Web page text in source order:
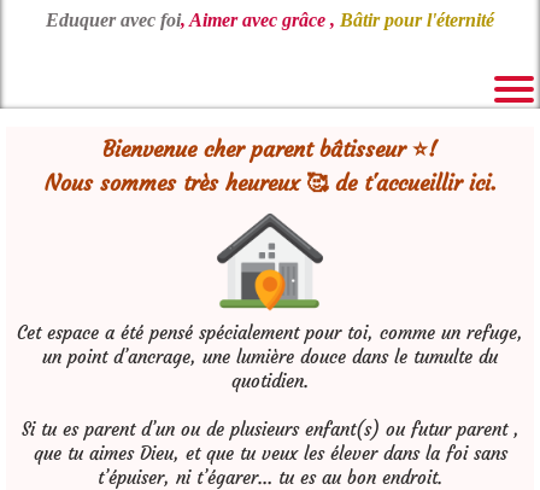
Eduquer avec foi, Aimer avec grâce , Bâtir pour l'éternité
Bienvenue cher parent bâtisseur ⭐!
Nous sommes très heureux 🥰 de t'accueillir ici.
Cet espace a été pensé spécialement pour toi, comme un refuge,
un point d’ancrage, une lumière douce dans le tumulte du
quotidien.
Si tu es parent d’un ou de plusieurs enfant(s) ou futur parent ,
que tu aimes Dieu, et que tu veux les élever dans la foi sans
t’épuiser, ni t’égarer… tu es au bon endroit.